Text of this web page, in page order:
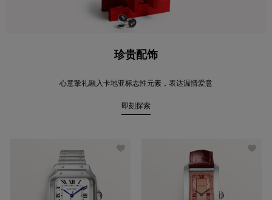
珍贵配饰
心意挚礼融入卡地亚标志性元素，表达温情爱意
即刻探索